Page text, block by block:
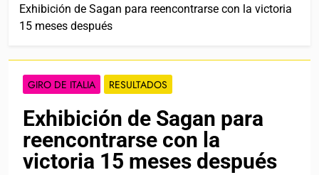
Exhibición de Sagan para reencontrarse con la victoria
15 meses después
GIRO DE ITALIA RESULTADOS
Exhibición de Sagan para
reencontrarse con la
victoria 15 meses después